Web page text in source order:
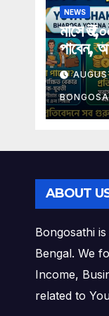
NEWS
মাসে
পাবেন,
যোগ্যতা,
ABOUT
Bongosathi
Bengal. We
Income,
related to